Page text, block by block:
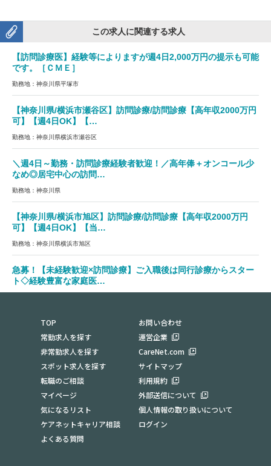
この求人に関連する求人
【訪問診療医】経験等によりますが週4日2,000万円の提示も可能
です。［ＣＭＥ］
勤務地：神奈川県平塚市
【神奈川県/横浜市瀬谷区】訪問診療/訪問診療【高年収2000万円
可】【週4日OK】【…
勤務地：神奈川県横浜市瀬谷区
＼週4日～勤務・訪問診療経験者歓迎！／高年俸＋オンコール少
なめ◎居宅中心の訪問…
勤務地：神奈川県
【神奈川県/横浜市旭区】訪問診療/訪問診療【高年収2000万円
可】【週4日OK】【当…
勤務地：神奈川県横浜市旭区
急募！【未経験歓迎×訪問診療】ご入職後は同行診療からスター
ト◇経験豊富な家庭医…
TOP
常勤求人を探す
非常勤求人を探す
スポット求人を探す
転職のご相談
マイページ
気になるリスト
ケアネットキャリア相談
よくある質問
お問い合わせ
運営企業
CareNet.com
サイトマップ
利用規約
外部送信について
個人情報の取り扱いについて
ログイン